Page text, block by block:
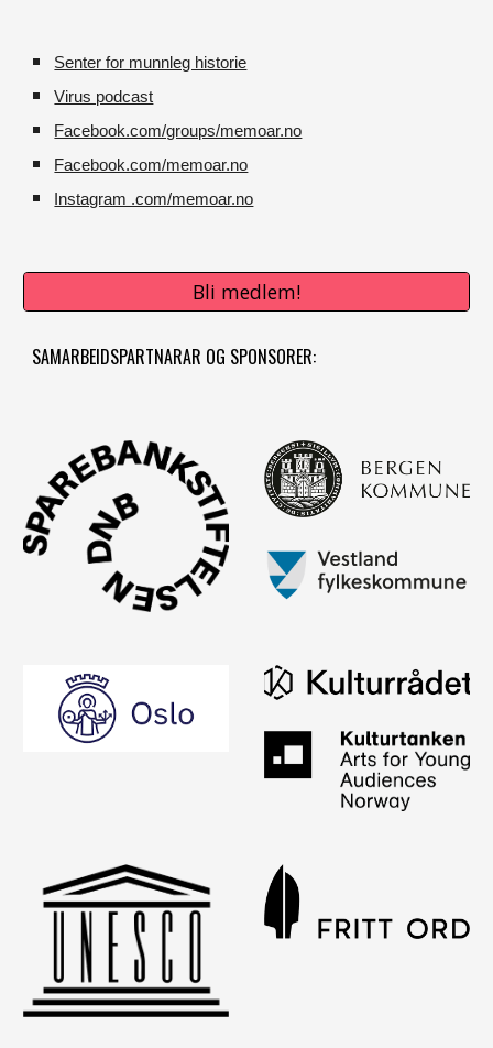
Senter for munnleg historie
Virus podcast
Facebook.com/groups/memoar.no
Facebook.com/memoar.no
Instagram .com/memoar.no
Bli medlem!
SAMARBEIDSPARTNARAR OG SPONSORER: